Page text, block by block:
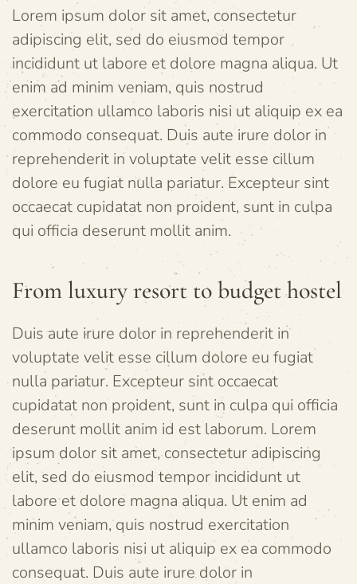
Lorem ipsum dolor sit amet, consectetur
adipiscing elit, sed do eiusmod tempor
incididunt ut labore et dolore magna aliqua. Ut
enim ad minim veniam, quis nostrud
exercitation ullamco laboris nisi ut aliquip ex ea
commodo consequat. Duis aute irure dolor in
reprehenderit in voluptate velit esse cillum
dolore eu fugiat nulla pariatur. Excepteur sint
occaecat cupidatat non proident, sunt in culpa
qui officia deserunt mollit anim.
From luxury resort to budget hostel
Duis aute irure dolor in reprehenderit in
voluptate velit esse cillum dolore eu fugiat
nulla pariatur. Excepteur sint occaecat
cupidatat non proident, sunt in culpa qui officia
deserunt mollit anim id est laborum. Lorem
ipsum dolor sit amet, consectetur adipiscing
elit, sed do eiusmod tempor incididunt ut
labore et dolore magna aliqua. Ut enim ad
minim veniam, quis nostrud exercitation
ullamco laboris nisi ut aliquip ex ea commodo
consequat. Duis aute irure dolor in